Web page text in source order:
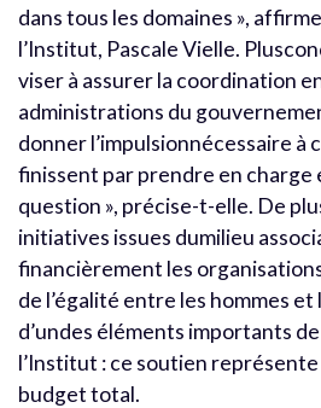
dans tous les domaines »,
l’Institut, Pascale Vielle.
viser à assurer la coordination
administrations du
donner l’impulsionnécessaire à
finissent par prendre en charge
question », précise-t-elle. De
initiatives issues dumilieu
financièrement les
de l’égalité entre les hommes et
d’undes éléments importants
l’Institut : ce soutien
budget total.